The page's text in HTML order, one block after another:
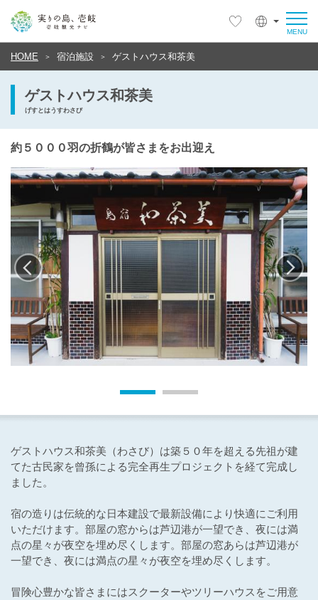
HOME 宿泊施設 ゲストハウス和茶美
ゲストハウス和茶美
げすとはうすわさび
約５０００羽の折鶴が皆さまをお出迎え
ゲストハウス和茶美（わさび）は築５０年を超える先祖が建
てた古民家を曾孫による完全再生プロジェクトを経て完成し
ました。
宿の造りは伝統的な日本建設で最新設備により快適にご利用
いただけます。部屋の窓からは芦辺港が一望でき、夜には満
点の星々が夜空を埋め尽くします。部屋の窓あらは芦辺港が
一望でき、夜には満点の星々が夜空を埋め尽くします。
冒険心豊かな皆さまにはスクーターやツリーハウスをご用意